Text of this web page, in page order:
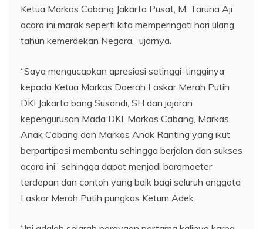
Ketua Markas Cabang Jakarta Pusat, M. Taruna Aji
acara ini marak seperti kita memperingati hari ulang
tahun kemerdekan Negara.” ujarnya.
“Saya mengucapkan apresiasi setinggi-tingginya
kepada Ketua Markas Daerah Laskar Merah Putih
DKI Jakarta bang Susandi, SH dan jajaran
kepengurusan Mada DKI, Markas Cabang, Markas
Anak Cabang dan Markas Anak Ranting yang ikut
berpartipasi membantu sehingga berjalan dan sukses
acara ini” sehingga dapat menjadi baromoeter
terdepan dan contoh yang baik bagi seluruh anggota
Laskar Merah Putih pungkas Ketum Adek.